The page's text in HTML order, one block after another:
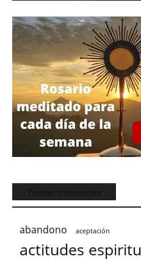
abandono aceptación
actitudes